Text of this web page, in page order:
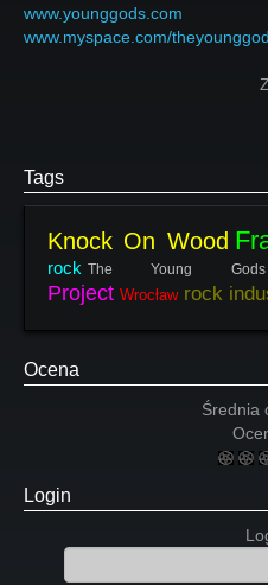
www.younggods.com
www.myspace.com/
Tags
Knock On Wood
rock The Young Gods
Project Wrocław rock
Ocena
Średnia
Login